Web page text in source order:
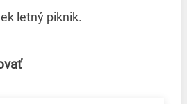
letný piknik.